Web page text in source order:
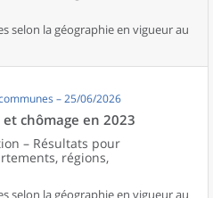
selon la géographie en vigueur au
– 25/06/2026
chômage en 2023
– Résultats pour
régions,
selon la géographie en vigueur au